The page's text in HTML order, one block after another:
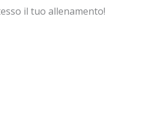
il tuo allenamento!